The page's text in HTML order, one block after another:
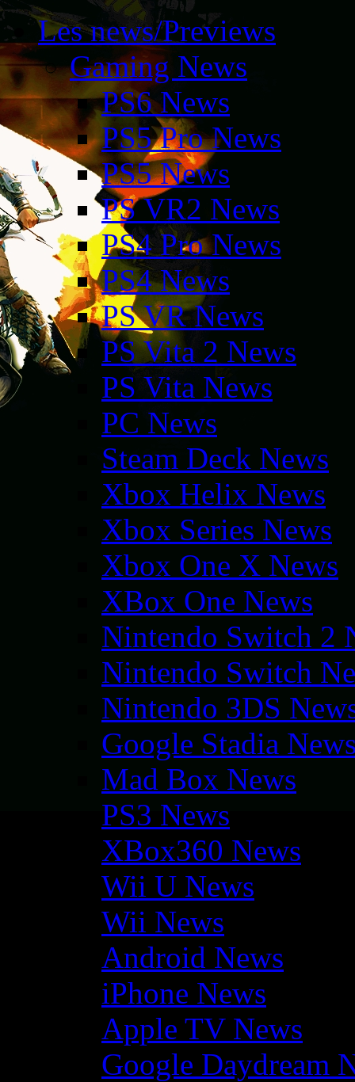
Les news/Previews
Gaming News
PS6 News
PS5 Pro News
PS5 News
PS VR2 News
PS4 Pro News
PS4 News
PS VR News
PS Vita 2 News
PS Vita News
PC News
Steam Deck News
Xbox Helix News
Xbox Series News
Xbox One X News
XBox One News
Nintendo Switch 2
Nintendo Switch
Nintendo 3DS
Google Stadia
Mad Box News
PS3 News
XBox360 News
Wii U News
Wii News
Android News
iPhone News
Apple TV News
Google Daydream